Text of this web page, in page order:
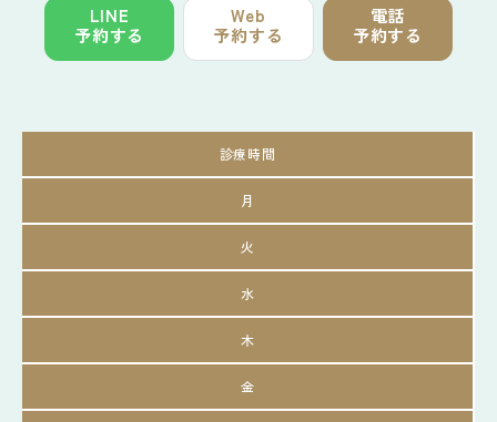
LINE
予約する
Web
予約する
電話
予約する
診療時間
月
火
水
木
金